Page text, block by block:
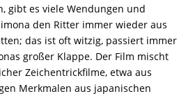
gibt es viele Wendungen und
den Ritter immer wieder aus
das ist oft witzig, passiert immer
großer Klappe. Der Film mischt
Zeichentrickfilme, etwa aus
Merkmalen aus japanischen